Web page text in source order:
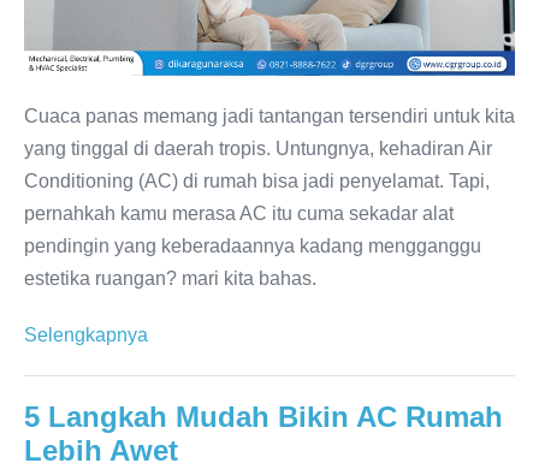
Cuaca panas memang jadi tantangan tersendiri untuk kita
yang tinggal di daerah tropis. Untungnya, kehadiran Air
Conditioning (AC) di rumah bisa jadi penyelamat. Tapi,
pernahkah kamu merasa AC itu cuma sekadar alat
pendingin yang keberadaannya kadang mengganggu
estetika ruangan? mari kita bahas.
Selengkapnya
Rumah!
Dekorasi
5 Langkah Mudah Bikin AC Rumah
Lebih Awet